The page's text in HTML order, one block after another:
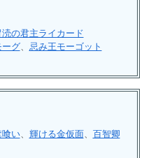
涜の君主ライカード
ーグ、 忌み王モーゴット
い、 輝ける金仮面、 百智卿